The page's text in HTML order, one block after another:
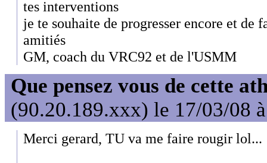
tes interventions
je te souhaite de progresser encore et de
amitiés
GM, coach du VRC92 et de l'USMM
Que pensez vous de cette
(90.20.189.xxx) le 17/03/08
Merci gerard, TU va me faire rougir lol...